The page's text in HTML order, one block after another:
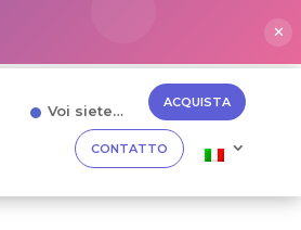
✕
Voi siete… ACQUISTA
CONTATTO